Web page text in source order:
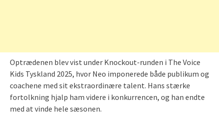
Optrædenen blev vist under Knockout-runden i The Voice
Kids Tyskland 2025, hvor Neo imponerede både publikum og
coachene med sit ekstraordinære talent. Hans stærke
fortolkning hjalp ham videre i konkurrencen, og han endte
med at vinde hele sæsonen.